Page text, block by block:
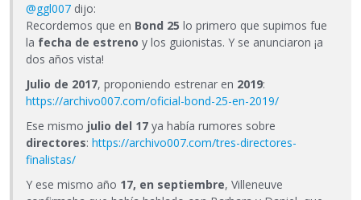
@ggl007 dijo:
Recordemos que en Bond 25 lo primero que supimos fue
la fecha de estreno y los guionistas. Y se anunciaron ¡a
dos años vista!
Julio de 2017, proponiendo estrenar en 2019:
https://archivo007.com/oficial-bond-25-en-2019/
Ese mismo julio del 17 ya había rumores sobre
directores: https://archivo007.com/tres-directores-
finalistas/
Y ese mismo año 17, en septiembre, Villeneuve